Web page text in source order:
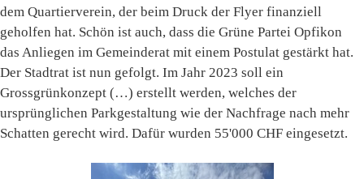
dem Quartierverein, der beim Druck der Flyer finanziell
geholfen hat. Schön ist auch, dass die Grüne Partei Opfikon
das Anliegen im Gemeinderat mit einem Postulat gestärkt hat.
Der Stadtrat ist nun gefolgt. Im Jahr 2023 soll ein
Grossgrünkonzept (…) erstellt werden, welches der
ursprünglichen Parkgestaltung wie der Nachfrage nach mehr
Schatten gerecht wird. Dafür wurden 55'000 CHF eingesetzt.